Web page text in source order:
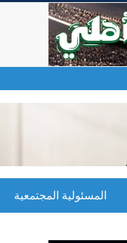
المسئولية المجتمعية